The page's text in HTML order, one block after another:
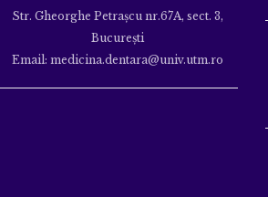
Str. Gheorghe Petraşcu nr.67A, sect. 3,
Bucureşti
Email: medicina.dentara@univ.utm.ro